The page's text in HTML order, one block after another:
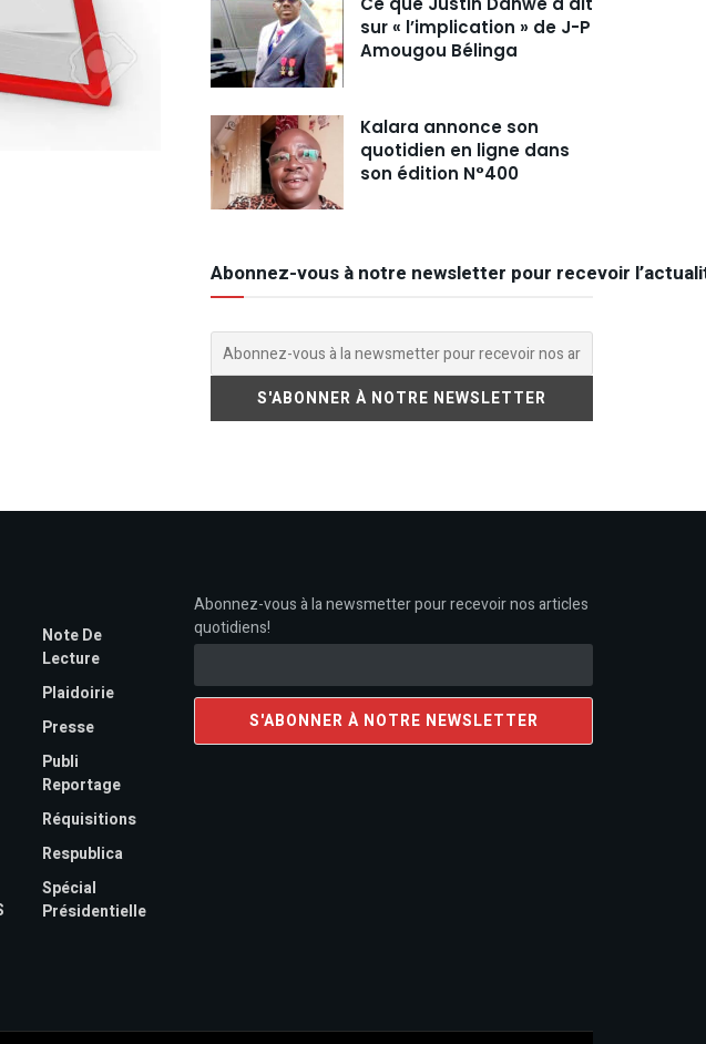
sur « l’implication » de J-P
Amougou Bélinga
Kalara annonce son
quotidien en ligne dans
son édition N°400
Abonnez-vous à notre newsletter pour recevoir
Note De
Lecture
Plaidoirie
Presse
Publi
Reportage
Réquisitions
Respublica
Spécial
Présidentielle
Abonnez-vous à la newsmetter pour recevoir nos articles
quotidiens!